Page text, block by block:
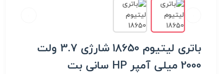
باتری لیتیوم 18650 شارژی 3.7 ولت
2000 میلی آمپر HP سانی بت